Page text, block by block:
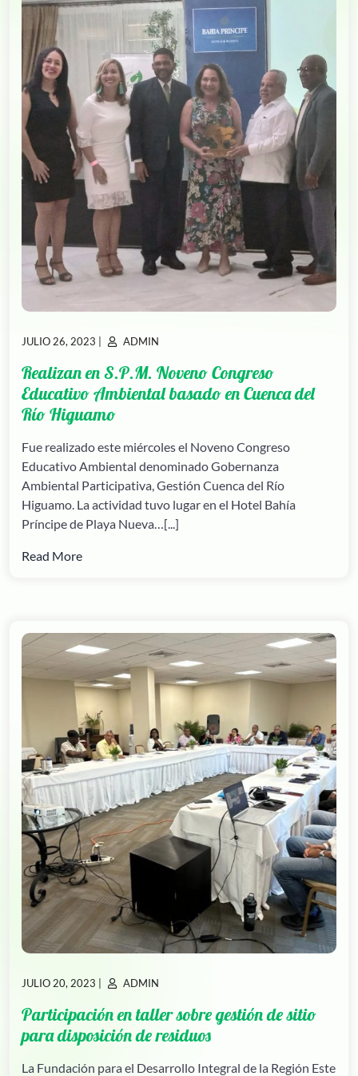
PUBLICADO
JULIO 26, 2023 PUBLICADO
ADMIN
Realizan en S.P.M. Noveno Congreso
Educativo Ambiental basado en Cuenca del
Río Higuamo
Fue realizado este miércoles el Noveno Congreso
Educativo Ambiental denominado Gobernanza
Ambiental Participativa, Gestión Cuenca del Río
Higuamo. La actividad tuvo lugar en el Hotel Bahía
Príncipe de Playa Nueva…[...]
Read More
PUBLICADO
JULIO 20, 2023 PUBLICADO
ADMIN
Participación en taller sobre gestión de sitio
para disposición de residuos
La Fundación para el Desarrollo Integral de la Región Este